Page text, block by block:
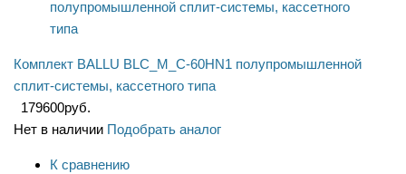
Комплект BALLU BLC_M_C-60HN1 полупромышленной
сплит-системы, кассетного типа
179600руб.
Нет в наличии Подобрать аналог
К сравнению